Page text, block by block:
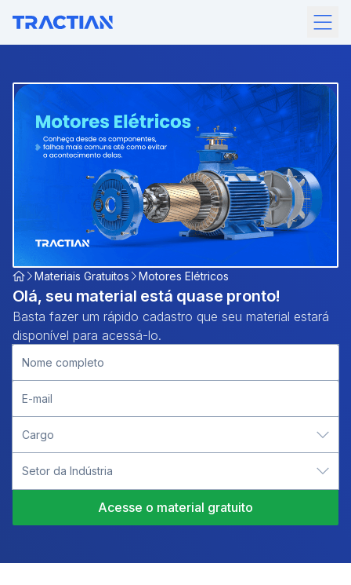
Materiais Gratuitos Motores Elétricos
Olá, seu material está quase pronto!
Basta fazer um rápido cadastro que seu material estará
disponível para acessá-lo.
Acesse o material gratuito